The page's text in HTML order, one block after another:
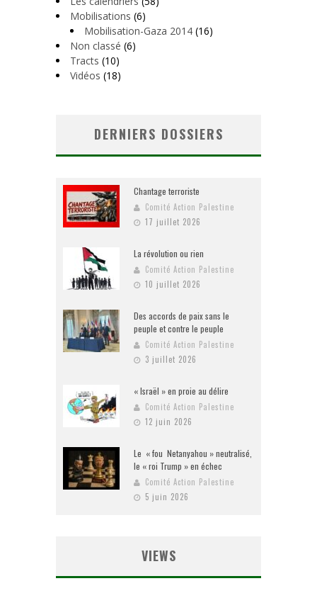
Mobilisations (6)
Mobilisation-Gaza 2014 (16)
Non classé (6)
Tracts (10)
Vidéos (18)
DERNIERS DOSSIERS
Chantage terroriste
Comité Action Palestine
17 juillet 2026
La révolution ou rien
Comité Action Palestine
10 juillet 2026
Des accords de paix sans le
peuple et contre le peuple
Comité Action Palestine
3 juillet 2026
« Israël » en proie au délire
Comité Action Palestine
12 juin 2026
Le « fou Netanyahou » neutralisé,
le « roi Trump » en échec
Comité Action Palestine
5 juin 2026
VIEWS